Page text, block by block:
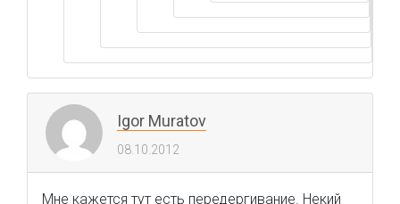
Igor Muratov
08.10.2012
Мне кажется тут есть передергивание. Некий